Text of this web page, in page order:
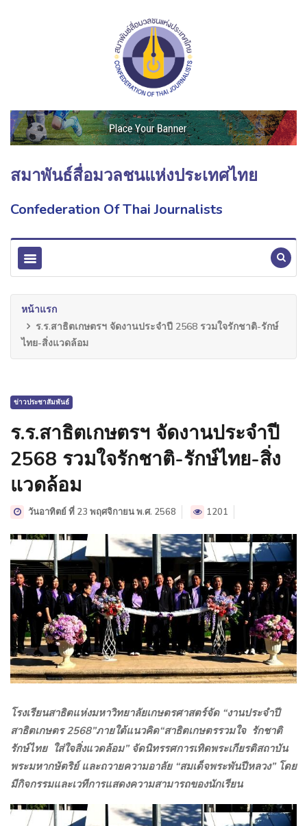
สมาพันธ์สื่อมวลชนแห่งประเทศไทย
Confederation Of Thai Journalists
หน้าแรก
ร.ร.สาธิตเกษตรฯ จัดงานประจำปี 2568 รวมใจรักชาติ-รักษ์
ไทย-สิ่งแวดล้อม
ข่าวประชาสัมพันธ์
ร.ร.สาธิตเกษตรฯ จัดงานประจำปี
2568 รวมใจรักชาติ-รักษ์ไทย-สิ่ง
แวดล้อม
วันอาทิตย์ ที่ 23 พฤศจิกายน พ.ศ. 2568 1201
โรงเรียนสาธิตแห่งมหาวิทยาลัยเกษตรศาสตร์จัด “งานประจำปี
สาธิตเกษตร2568”ภายใต้แนวคิด“สาธิตเกษตรรวมใจ รักชาติ
รักษ์ไทย ใส่ใจสิ่งแวดล้อม” จัดนิทรรศการเทิดพระเกียรติสถาบัน
พระมหากษัตริย์ และถวายความอาลัย “สมเด็จพระพันปีหลวง” โดย
มีกิจกรรมและเวทีการแสดงความสามารถของนักเรียน